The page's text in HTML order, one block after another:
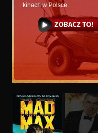
kinach w Polsce.